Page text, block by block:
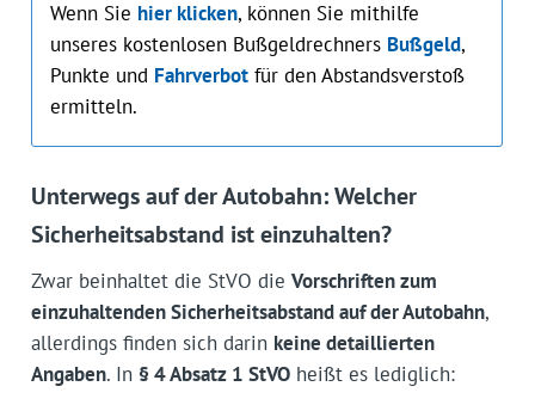
Wenn Sie hier klicken, können Sie mithilfe
unseres kostenlosen Bußgeldrechners Bußgeld,
Punkte und Fahrverbotfür den Abstandsverstoß
ermitteln.
Unterwegs auf der Autobahn: Welcher
Sicherheitsabstand ist einzuhalten?
Zwar beinhaltet die StVO die Vorschriften zum
einzuhaltenden Sicherheitsabstand auf der Autobahn,
allerdings finden sich darin keine detaillierten
Angaben. In § 4 Absatz 1 StVOheißt es lediglich: